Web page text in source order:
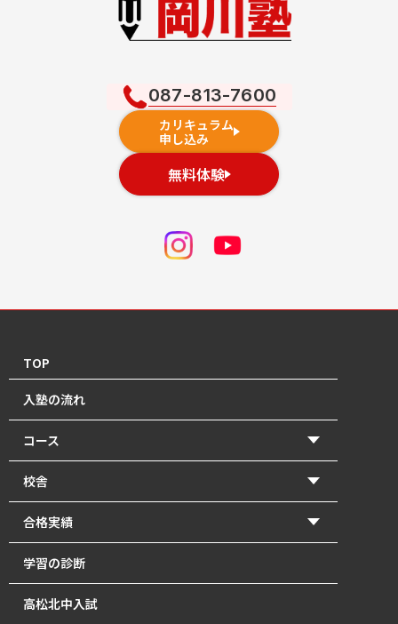
087-813-7600
カリキュラム
申し込み
無料体験
TOP
入塾の流れ
コース
【2026年度前期】小学5・6年生(北中受験コース)
【2026年度前期】小学5・6年生(一般進学コース)
【2026年度前期】中学1･2年生
【2026年度前期】中学3年生
塾長直接指導の「塾長クラス」｜瓦町で中学生の個別
校舎
香東校（円座町）
瓦町校
合格実績
2026年 高校入試 合格体験記
学習の診断
高松北中入試